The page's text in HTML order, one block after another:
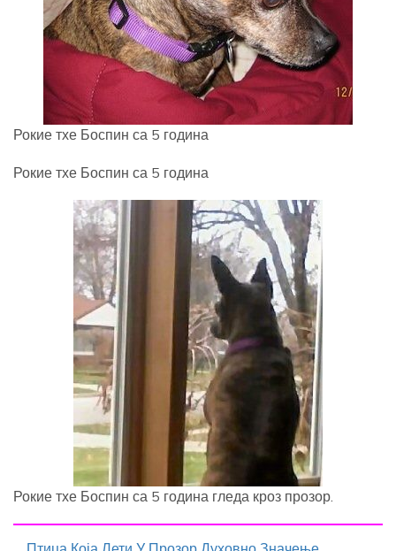
Рокие тхе Боспин са 5 година
Рокие тхе Боспин са 5 година
Рокие тхе Боспин са 5 година гледа кроз прозор.